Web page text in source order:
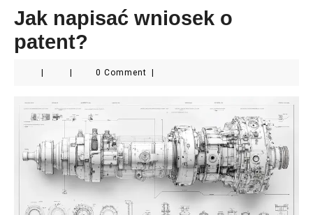
Jak napisać wniosek o
patent?
0 Comment